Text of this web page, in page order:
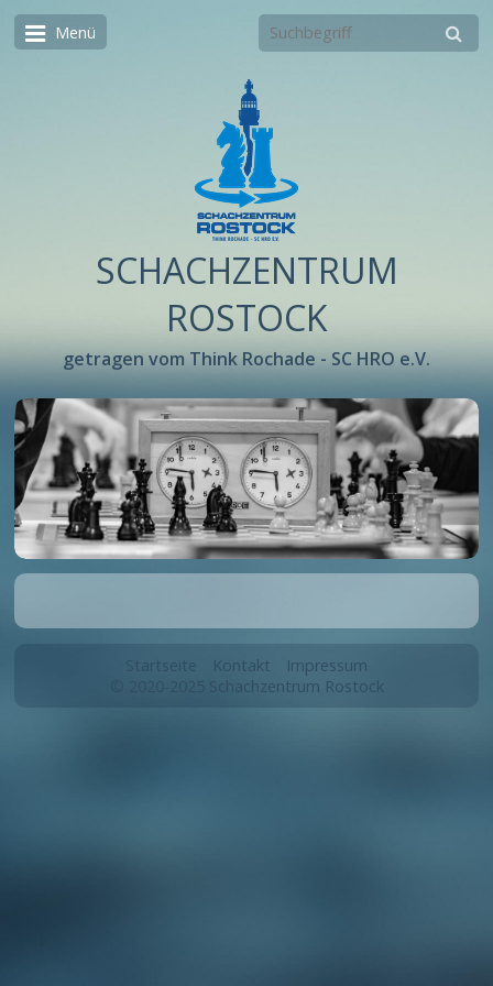
Menü
SCHACHZENTRUM
ROSTOCK
getragen vom Think Rochade - SC HRO e.V.
Startseite Kontakt
Impressum
© 2020-2025 Schachzentrum Rostock